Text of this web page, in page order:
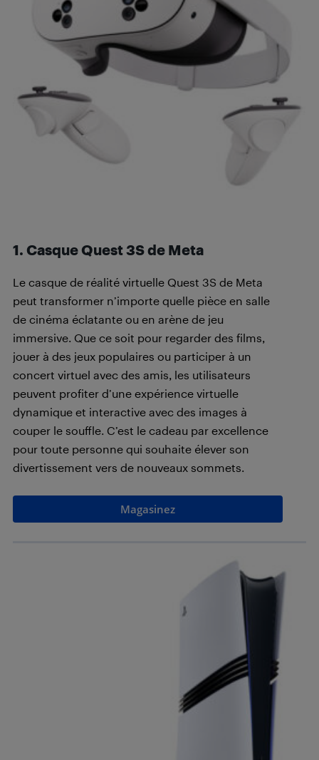
1. Casque Quest 3S de Meta
Le casque de réalité virtuelle Quest 3S de Meta
peut transformer n’importe quelle pièce en salle
de cinéma éclatante ou en arène de jeu
immersive. Que ce soit pour regarder des films,
jouer à des jeux populaires ou participer à un
concert virtuel avec des amis, les utilisateurs
peuvent profiter d’une expérience virtuelle
dynamique et interactive avec des images à
couper le souffle. C’est le cadeau par excellence
pour toute personne qui souhaite élever son
divertissement vers de nouveaux sommets.
Magasinez